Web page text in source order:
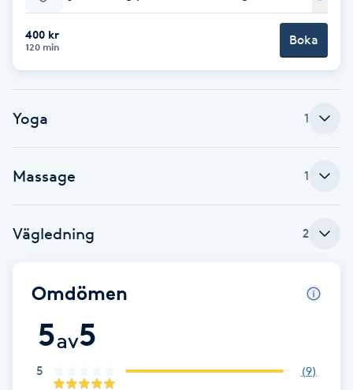
Babylights
Balayage
Bambumassage
Barnklippning
Blowout
Bottenfärg
Brynformning
400 kr
120 min Boka
Yoga 1
Massage 1
Vägledning 2
Omdömen
5av5
5 (9)